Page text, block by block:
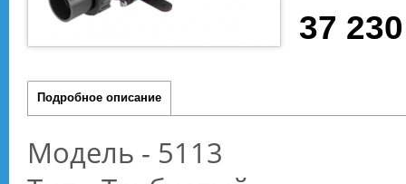
37 230
Подробное описание
Модель - 5113